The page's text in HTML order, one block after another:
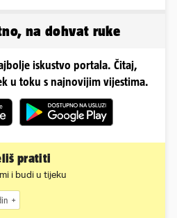
na dohvat ruke
iskustvo portala. Čitaj,
u toku s najnovijim vijestima.
pratiti
i budi u tijeku